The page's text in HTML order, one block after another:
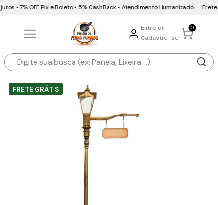
• 7% OFF Pix e Boleto • 5% CashBack • Atendimento Humanizado Frete
Entre ou
Cadastre-se
0
FRETE GRÁTIS